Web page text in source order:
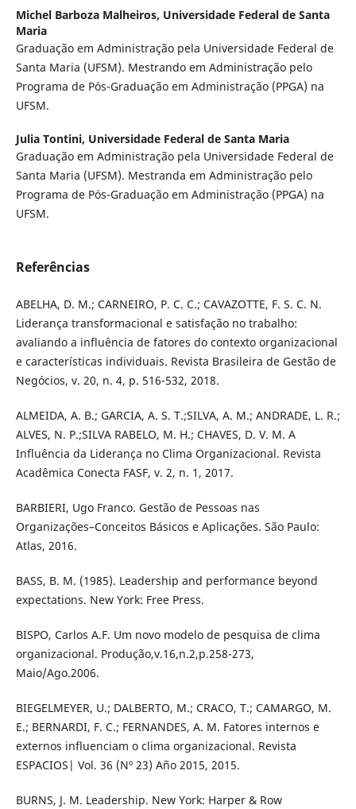
Michel Barboza Malheiros, Universidade Federal de Santa
Maria
Graduação em Administração pela Universidade Federal de
Santa Maria (UFSM). Mestrando em Administração pelo
Programa de Pós-Graduação em Administração (PPGA) na
UFSM.
Julia Tontini, Universidade Federal de Santa Maria
Graduação em Administração pela Universidade Federal de
Santa Maria (UFSM). Mestranda em Administração pelo
Programa de Pós-Graduação em Administração (PPGA) na
UFSM.
Referências
ABELHA, D. M.; CARNEIRO, P. C. C.; CAVAZOTTE, F. S. C. N.
Liderança transformacional e satisfação no trabalho:
avaliando a influência de fatores do contexto organizacional
e características individuais. Revista Brasileira de Gestão de
Negócios, v. 20, n. 4, p. 516-532, 2018.
ALMEIDA, A. B.; GARCIA, A. S. T.;SILVA, A. M.; ANDRADE, L. R.;
ALVES, N. P.;SILVA RABELO, M. H.; CHAVES, D. V. M. A
Influência da Liderança no Clima Organizacional. Revista
Acadêmica Conecta FASF, v. 2, n. 1, 2017.
BARBIERI, Ugo Franco. Gestão de Pessoas nas
Organizações–Conceitos Básicos e Aplicações. São Paulo:
Atlas, 2016.
BASS, B. M. (1985). Leadership and performance beyond
expectations. New York: Free Press.
BISPO, Carlos A.F. Um novo modelo de pesquisa de clima
organizacional. Produção,v.16,n.2,p.258-273,
Maio/Ago.2006.
BIEGELMEYER, U.; DALBERTO, M.; CRACO, T.; CAMARGO, M.
E.; BERNARDI, F. C.; FERNANDES, A. M. Fatores internos e
externos influenciam o clima organizacional. Revista
ESPACIOS| Vol. 36 (Nº 23) Año 2015, 2015.
BURNS, J. M. Leadership. New York: Harper & Row